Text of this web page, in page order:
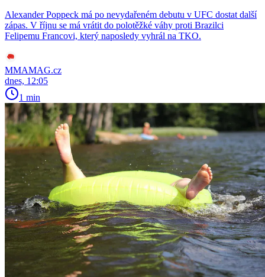
Alexander Poppeck má po nevydařeném debutu v UFC dostat další
zápas. V říjnu se má vrátit do polotěžké váhy proti Brazilci
Felipemu Francovi, který naposledy vyhrál na TKO.
MMAMAG.cz
dnes, 12:05
1 min